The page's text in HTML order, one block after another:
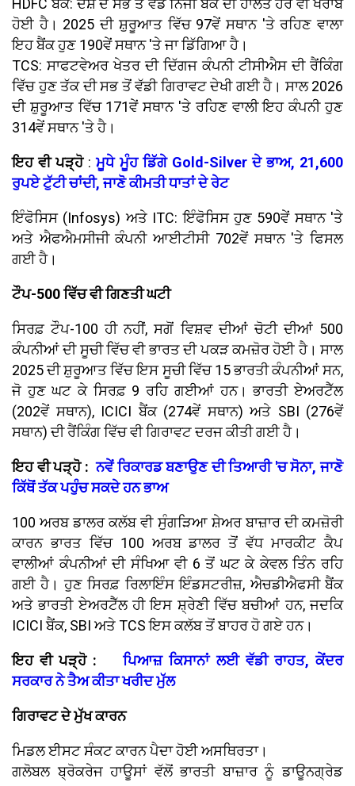
ਹੋਈ ਹੈ। 2025 ਦੀ ਸ਼ੁਰੂਆਤ ਵਿੱਚ 97ਵੇਂ ਸਥਾਨ 'ਤੇ ਰਹਿਣ ਵਾਲਾ
ਇਹ ਬੈਂਕ ਹੁਣ 190ਵੇਂ ਸਥਾਨ 'ਤੇ ਜਾ ਡਿੱਗਿਆ ਹੈ।
TCS: ਸਾਫਟਵੇਅਰ ਖੇਤਰ ਦੀ ਦਿੱਗਜ ਕੰਪਨੀ ਟੀਸੀਐਸ ਦੀ ਰੈਂਕਿੰਗ
ਵਿੱਚ ਹੁਣ ਤੱਕ ਦੀ ਸਭ ਤੋਂ ਵੱਡੀ ਗਿਰਾਵਟ ਦੇਖੀ ਗਈ ਹੈ। ਸਾਲ 2026
ਦੀ ਸ਼ੁਰੂਆਤ ਵਿੱਚ 171ਵੇਂ ਸਥਾਨ 'ਤੇ ਰਹਿਣ ਵਾਲੀ ਇਹ ਕੰਪਨੀ ਹੁਣ
314ਵੇਂ ਸਥਾਨ 'ਤੇ ਹੈ।
ਇਹ ਵੀ ਪੜ੍ਹੋ:ਮੂਧੇ ਮੂੰਹ ਡਿੱਗੇ Gold-Silver ਦੇ ਭਾਅ, 21,600
ਰੁਪਏ ਟੁੱਟੀ ਚਾਂਦੀ, ਜਾਣੋ ਕੀਮਤੀ ਧਾਤਾਂ ਦੇ ਰੇਟ
ਇੰਫੋਸਿਸ (Infosys) ਅਤੇ ITC: ਇੰਫੋਸਿਸ ਹੁਣ 590ਵੇਂ ਸਥਾਨ 'ਤੇ
ਅਤੇ ਐਫਐਮਸੀਜੀ ਕੰਪਨੀ ਆਈਟੀਸੀ 702ਵੇਂ ਸਥਾਨ 'ਤੇ ਫਿਸਲ
ਗਈ ਹੈ।
ਟੌਪ-500 ਵਿੱਚ ਵੀ ਗਿਣਤੀ ਘਟੀ
ਸਿਰਫ਼ ਟੌਪ-100 ਹੀ ਨਹੀਂ, ਸਗੋਂ ਵਿਸ਼ਵ ਦੀਆਂ ਚੋਟੀ ਦੀਆਂ 500
ਕੰਪਨੀਆਂ ਦੀ ਸੂਚੀ ਵਿੱਚ ਵੀ ਭਾਰਤ ਦੀ ਪਕੜ ਕਮਜ਼ੋਰ ਹੋਈ ਹੈ। ਸਾਲ
2025 ਦੀ ਸ਼ੁਰੂਆਤ ਵਿੱਚ ਇਸ ਸੂਚੀ ਵਿੱਚ 15 ਭਾਰਤੀ ਕੰਪਨੀਆਂ ਸਨ,
ਜੋ ਹੁਣ ਘਟ ਕੇ ਸਿਰਫ਼ 9 ਰਹਿ ਗਈਆਂ ਹਨ। ਭਾਰਤੀ ਏਅਰਟੈੱਲ
(202ਵੇਂ ਸਥਾਨ), ICICI ਬੈਂਕ (274ਵੇਂ ਸਥਾਨ) ਅਤੇ SBI (276ਵੇਂ
ਸਥਾਨ) ਦੀ ਰੈਂਕਿੰਗ ਵਿੱਚ ਵੀ ਗਿਰਾਵਟ ਦਰਜ ਕੀਤੀ ਗਈ ਹੈ।
ਇਹ ਵੀ ਪੜ੍ਹੋ : ਨਵੇਂ ਰਿਕਾਰਡ ਬਣਾਉਣ ਦੀ ਤਿਆਰੀ 'ਚ ਸੋਨਾ, ਜਾਣੋ
ਕਿੱਥੋਂ ਤੱਕ ਪਹੁੰਚ ਸਕਦੇ ਹਨ ਭਾਅ
100 ਅਰਬ ਡਾਲਰ ਕਲੱਬ ਵੀ ਸੁੰਗੜਿਆ ਸ਼ੇਅਰ ਬਾਜ਼ਾਰ ਦੀ ਕਮਜ਼ੋਰੀ
ਕਾਰਨ ਭਾਰਤ ਵਿੱਚ 100 ਅਰਬ ਡਾਲਰ ਤੋਂ ਵੱਧ ਮਾਰਕੀਟ ਕੈਪ
ਵਾਲੀਆਂ ਕੰਪਨੀਆਂ ਦੀ ਸੰਖਿਆ ਵੀ 6 ਤੋਂ ਘਟ ਕੇ ਕੇਵਲ ਤਿੰਨ ਰਹਿ
ਗਈ ਹੈ। ਹੁਣ ਸਿਰਫ਼ ਰਿਲਾਇੰਸ ਇੰਡਸਟਰੀਜ਼, ਐਚਡੀਐਫਸੀ ਬੈਂਕ
ਅਤੇ ਭਾਰਤੀ ਏਅਰਟੈੱਲ ਹੀ ਇਸ ਸ਼੍ਰੇਣੀ ਵਿੱਚ ਬਚੀਆਂ ਹਨ, ਜਦਕਿ
ICICI ਬੈਂਕ, SBI ਅਤੇ TCS ਇਸ ਕਲੱਬ ਤੋਂ ਬਾਹਰ ਹੋ ਗਏ ਹਨ।
ਇਹ ਵੀ ਪੜ੍ਹੋ :
ਪਿਆਜ਼ ਕਿਸਾਨਾਂ ਲਈ ਵੱਡੀ ਰਾਹਤ, ਕੇਂਦਰ
ਸਰਕਾਰ ਨੇ ਤੈਅ ਕੀਤਾ ਖਰੀਦ ਮੁੱਲ
ਗਿਰਾਵਟ ਦੇ ਮੁੱਖ ਕਾਰਨ
ਮਿਡਲ ਈਸਟ ਸੰਕਟ ਕਾਰਨ ਪੈਦਾ ਹੋਈ ਅਸਥਿਰਤਾ।
ਗਲੋਬਲ ਬ੍ਰੋਕਰੇਜ ਹਾਊਸਾਂ ਵੱਲੋਂ ਭਾਰਤੀ ਬਾਜ਼ਾਰ ਨੂੰ ਡਾਊਨਗ੍ਰੇਡ